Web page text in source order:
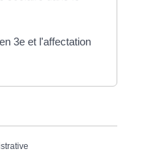
3e et l'affectation